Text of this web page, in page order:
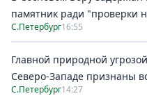
памятник ради "проверки
С.Петербург16:55
Главной природной
Северо-Западе признаны
С.Петербург14:27